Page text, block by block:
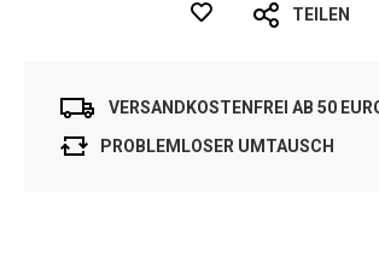
TEILEN
VERSANDKOSTENFREI AB 50
PROBLEMLOSER UMTAUSCH